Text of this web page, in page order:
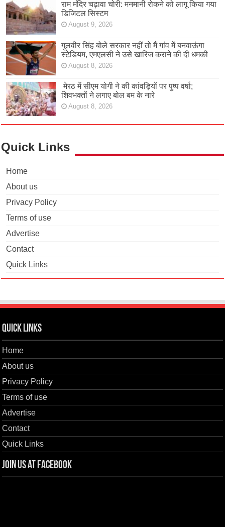
राम मंदिर चढ़ावा चोरी: मनमानी रोकने को लागू किया गया
डिजिटल सिस्टम
August 9, 2026
गुलवीर सिंह बोले सरकार नहीं तो मैं गांव में बनवाऊंगा
स्टेडियम, एमएलसी ने उसे खारिज कराने की दी धमकी
August 8, 2026
मेरठ में सीएम योगी ने की कांवड़ियों पर पुष्प वर्षा;
शिवभक्तों ने लगाए बोल बम के नारे
August 8, 2026
Quick Links
Home
About us
Privacy Policy
Terms of use
Advertise
Contact
Quick Links
Quick Links
Home
About us
Privacy Policy
Terms of use
Advertise
Contact
Quick Links
Join us at Facebook